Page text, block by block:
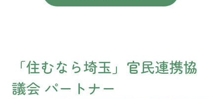
「住むなら埼玉」官民連携協
議会 パートナー